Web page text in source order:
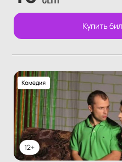
Купить
12+
Комедия